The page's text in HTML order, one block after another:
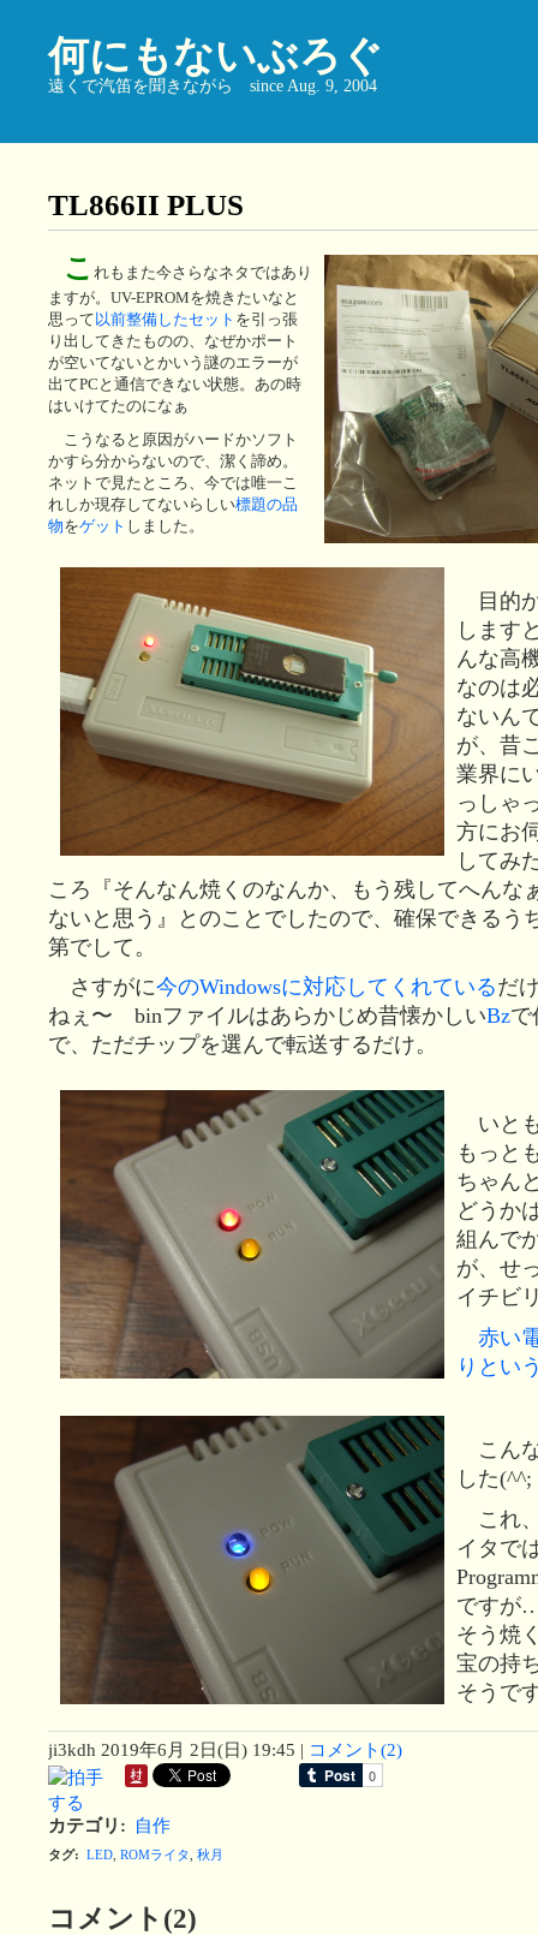
何にもないぶろぐ
遠くで汽笛を聞きながら since Aug. 9, 2004
TL866II PLUS
こ れもまた今さらなネタではあり
ますが。UV-EPROMを焼きたいなと
思って 以前整備したセット を引っ張
り出してきたものの、なぜかポート
が空いてないとかいう謎のエラーが
出てPCと通信できない状態。あの時
はいけてたのになぁ
こうなると原因がハードかソフト
かすら分からないので、潔く諦め。
ネットで見たところ、今では唯一こ
れしか現存してないらしい標題の品
物をゲット しました。
目的
します
んな高
なのは
ないん
が、昔
業界に
っしゃ
方にお
してみ
ころ『そんなん焼くのなんか、もう残してへん
ないと思う』とのことでしたので、確保できるう
第でして。
さすがに今のWindowsに対応してくれているだ
ねぇ〜 binファイルはあらかじめ昔懐かしいBzで
で、ただチップを選んで転送するだけ。
いと
もっと
ちゃん
どうか
組んで
が、せ
イチビ
赤い
りとい
こん
した(^^;
これ
イタで
ですが
そう焼
宝の持
そうで
ji3kdh 2019年6月 2日(日) 19:45 | コメント(2)
カテゴリ : 自作
タグ: LED, ROMライタ 秋月
コメント(2)